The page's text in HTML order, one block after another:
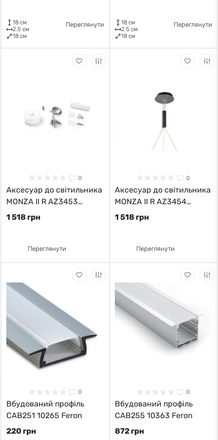
18 см
2.5 см
18 см
Переглянути
18 см
2.5 см
18 см
Переглянути
0
Аксесуар до світильника
MONZA II R AZ3453
Azzardo
1 518 грн
Переглянути
0
Аксесуар до світильника
MONZA II R AZ3454
Azzardo
1 518 грн
Переглянути
0
Вбудований профіль
CAB251 10265 Feron
220 грн
0
Вбудований профіль
CAB255 10363 Feron
872 грн